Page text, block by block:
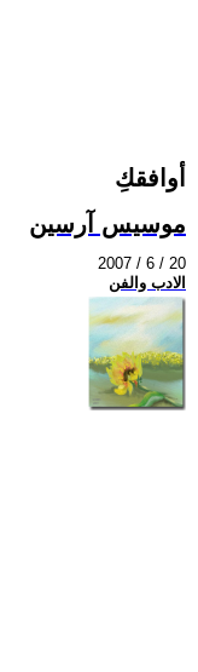
أوافقكِ
موسيس آرسين
2007 / 6 / 20
الادب والفن